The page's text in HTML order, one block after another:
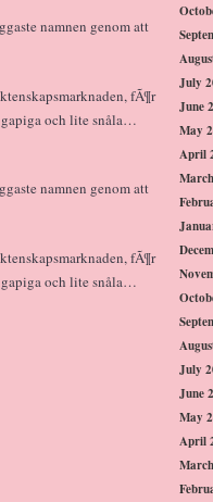
namnen genom att
fÃ¶r
och lite snåla…
namnen genom att
fÃ¶r
och lite snåla…
July
June
May
April
July
June
May
April